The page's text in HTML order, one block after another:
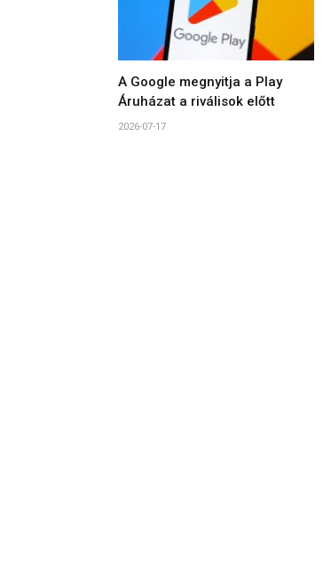
A Google megnyitja a Play
Áruházat a riválisok előtt
2026-07-17